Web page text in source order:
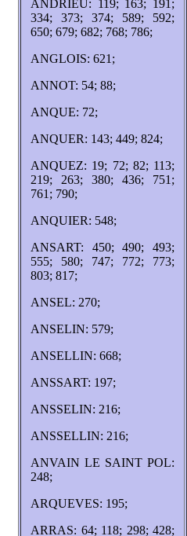
ANDRIEU: 119; 163; 191;
334; 373; 374; 589; 592;
650; 679; 682; 768; 786;
ANGLOIS: 621;
ANNOT: 54; 88;
ANQUE: 72;
ANQUER: 143; 449; 824;
ANQUEZ: 19; 72; 82; 113;
219; 263; 380; 436; 751;
761; 790;
ANQUIER: 548;
ANSART: 450; 490; 493;
555; 580; 747; 772; 773;
803; 817;
ANSEL: 270;
ANSELIN: 579;
ANSELLIN: 668;
ANSSART: 197;
ANSSELIN: 216;
ANSSELLIN: 216;
ANVAIN LE SAINT POL:
248;
ARQUEVES: 195;
ARRAS: 64; 118; 298; 428;